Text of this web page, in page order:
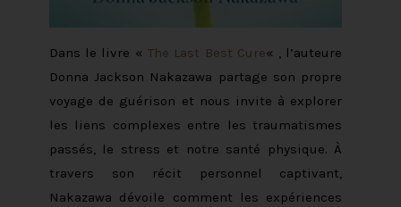
Dans le livre « The Last Best Cure« , l’auteure
Donna Jackson Nakazawa partage son propre
voyage de guérison et nous invite à explorer
les liens complexes entre les traumatismes
passés, le stress et notre santé physique. À
travers son récit personnel captivant,
Nakazawa dévoile comment les expériences